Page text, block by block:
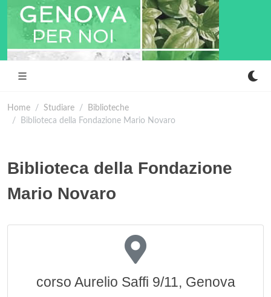
Home Studiare
Biblioteche
Biblioteca della Fondazione Mario Novaro
Biblioteca della Fondazione
Mario Novaro
corso Aurelio Saffi 9/11, Genova